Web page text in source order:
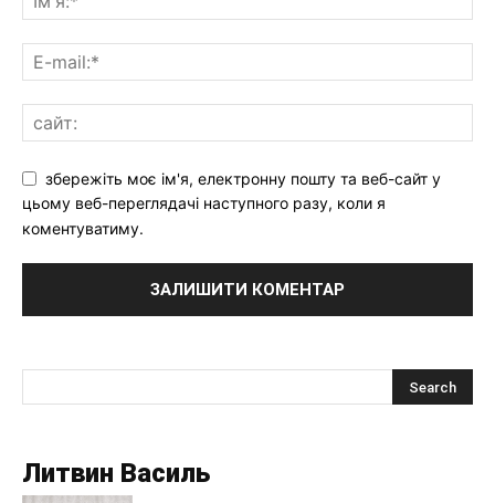
збережіть моє ім'я, електронну пошту та веб-сайт у
цьому веб-переглядачі наступного разу, коли я
коментуватиму.
Литвин Василь